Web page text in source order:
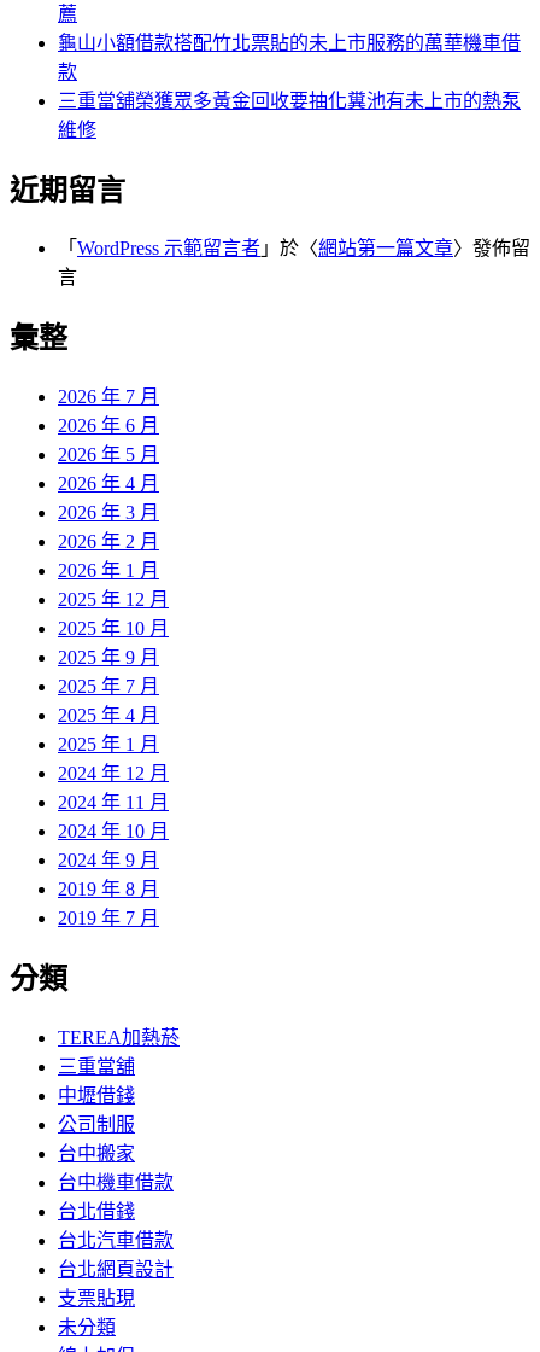
薦
龜山小額借款搭配竹北票貼的未上市服務的萬華機車借
款
三重當舖榮獲眾多黃金回收要抽化糞池有未上市的熱泵
維修
近期留言
「 WordPress 示範留言者 」於〈網站第一篇文章〉發佈留
言
彙整
2026 年 7 月
2026 年 6 月
2026 年 5 月
2026 年 4 月
2026 年 3 月
2026 年 2 月
2026 年 1 月
2025 年 12 月
2025 年 10 月
2025 年 9 月
2025 年 7 月
2025 年 4 月
2025 年 1 月
2024 年 12 月
2024 年 11 月
2024 年 10 月
2024 年 9 月
2019 年 8 月
2019 年 7 月
分類
TEREA加熱菸
三重當舖
中壢借錢
公司制服
台中搬家
台中機車借款
台北借錢
台北汽車借款
台北網頁設計
支票貼現
未分類